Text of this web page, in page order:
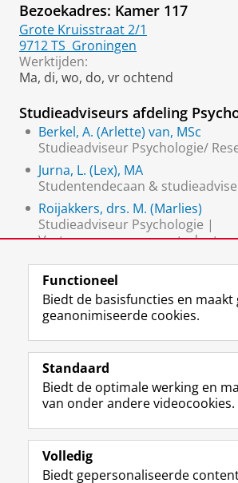
Bezoekadres: Kamer 117
Grote Kruisstraat 2/1
9712 TS Groningen
Werktijden:
Ma, di, wo, do, vr ochtend
Studieadviseurs afdeling
Berkel, A. (Arlette) van, MSc
Studieadviseur Psychologie/
Jurna, L. (Lex), MA
Studentendecaan &
Roijakkers, drs. M. (Marlies)
Studieadviseur Psychologie |
Vertrouwenspersoon studenten
Volg de RUG
F
a
e
b
o
p
L
i
k
e
I
-
R
S
-
f
e
R
Studiekiezers
Alumni
Functioneel
Biedt de basisfuncties en maakt
geanonimiseerde cookies.
Standaard
Biedt de optimale werking en
van onder andere videocookies.
Volledig
Biedt gepersonaliseerde